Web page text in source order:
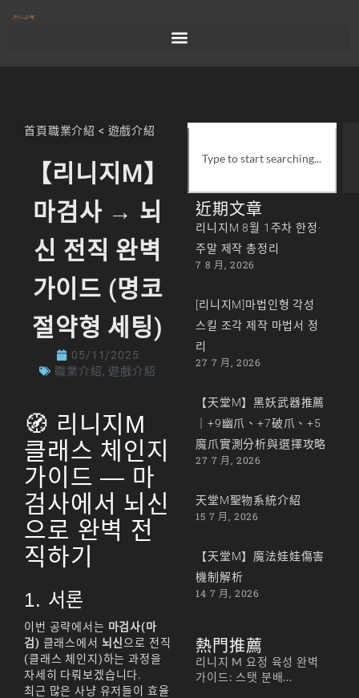
首頁職業介紹 < 遊戲介紹
【리니지M】
마검사 → 뇌
신 전직 완벽
가이드 (명코
절약형 세팅)
05/11/2025
職業介紹, 遊戲介紹
🧭 리니지M
클래스 체인지
가이드 — 마
검사에서 뇌신
으로 완벽 전
직하기
1. 서론
이번 공략에서는 마검사(마
검) 클래스에서 뇌신 으로 전직
(클래스 체인지)하는 과정을
자세히 다뤄보겠습니다.
최근 많은 사냥 유저들이 효율
近期文章
리니지M 8월 1주차 한정·
주말 제작 총정리
7 8 月, 2026
[리니지M]마법인형 각성
스킬 조각 제작 마법서 정
리
27 7 月, 2026
【天堂M】黑妖武器推薦
｜+9幽爪、+7破爪、+5
魔爪實測分析與選擇攻略
27 7 月, 2026
天堂M聖物系統介紹
15 7 月, 2026
【天堂M】魔法娃娃傷害
機制解析
14 7 月, 2026
熱門推薦
리니지 M 요정 육성 완벽
가이드: 스탯 분배...